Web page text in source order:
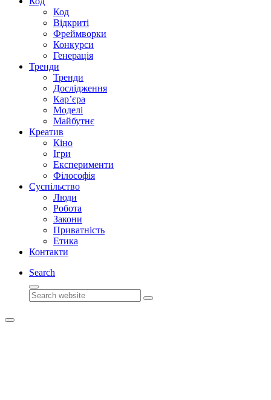
Код
Відкриті
Фреймворки
Конкурси
Генерація
Тренди
Тренди
Дослідження
Кар’єра
Моделі
Майбутнє
Креатив
Кіно
Ігри
Експерименти
Філософія
Суспільство
Люди
Робота
Закони
Приватність
Етика
Контакти
Search
Search